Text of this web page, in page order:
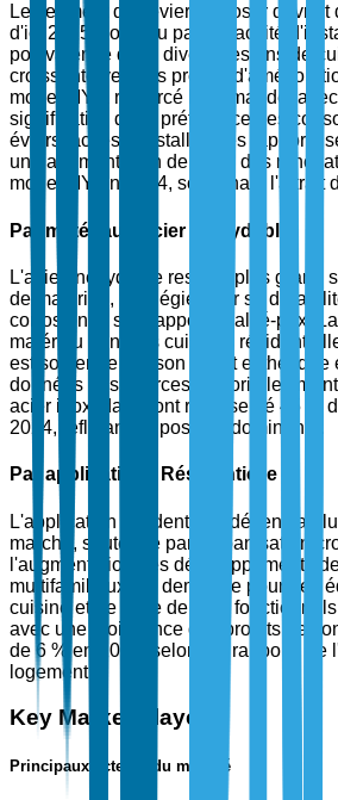
Le segment des éviers à poser devrait
d'ici 2025, soutenu par sa facilité
polyvalence dans divers designs de
croissante vers les projets
mode DIY a renforcé la demande,
significative de la préférence des
éviers faciles à installer. Les rapports
une augmentation de 30 % des
mode DIY en 2024, soulignant l'attrait
Par matériau : Acier inoxydable
L'acier inoxydable reste le plus grand
de matériau, privilégié pour sa
corrosion et son rapport qualité-prix.
matériau dans les cuisines
est soutenue par son attrait esthétique
données des sources sectorielles
acier inoxydable ont représenté 45 %
2024, reflétant sa position dominante.
Par application : Résidentielle
L'application résidentielle détient la
marché, soutenue par l'urbanisation
l'augmentation des développements
multifamiliaux. La demande pour des
cuisine et de salle de bain fonctionnels
avec une croissance des projets de
de 6 % en 2024, selon les rapports de
logement.
Key Market Players
Principaux acteurs du marché